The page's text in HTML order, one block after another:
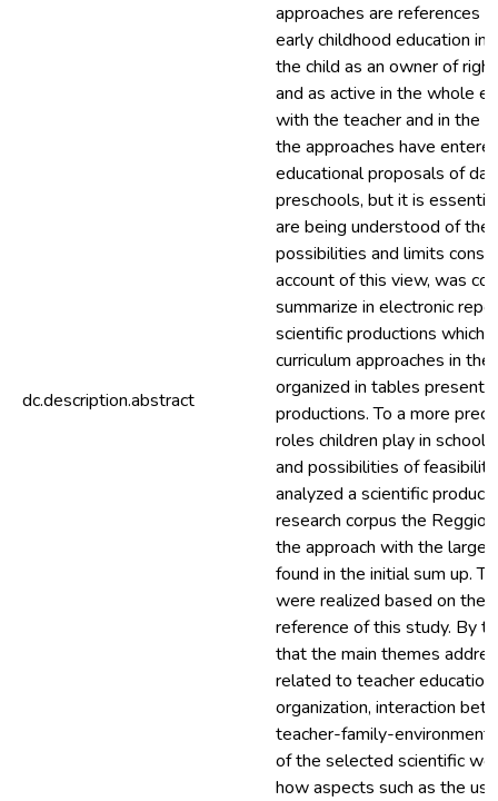
dc.description.abstract
approaches are references
early childhood education
the child as an owner of
and as active in the whole
with the teacher and in the
the approaches have
educational proposals of
preschools, but it is
are being understood of
possibilities and limits
account of this view, was
summarize in electronic
scientific productions which
curriculum approaches in
organized in tables
productions. To a more
roles children play in
and possibilities of
analyzed a scientific
research corpus the Reggio
the approach with the
found in the initial sum up.
were realized based on the
reference of this study. By
that the main themes
related to teacher
organization, interaction
teacher-family-
of the selected scientific
how aspects such as the